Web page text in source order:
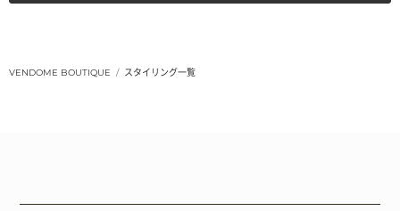
VENDOME BOUTIQUE スタイリング一覧